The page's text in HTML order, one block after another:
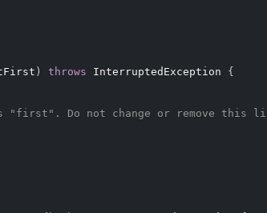
) throws InterruptedException {
"first". Do not change or remove this